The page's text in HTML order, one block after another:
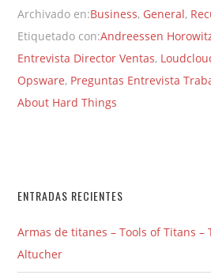
Archivado en:Business, General,
Etiquetado con:Andreessen
Entrevista Director Ventas,
Opsware, Preguntas Entrevista
About Hard Things
ENTRADAS RECIENTES
Armas de titanes – Tools of Titans –
Altucher